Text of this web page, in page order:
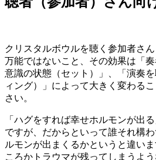
クリスタルボウルを聴く参加者さ
万能ではないこと、その効果は「
意識の状態（セット）」、「演奏
ィング）」によって大きく変わる
さい。
「ハグをすれば幸せホルモンが出
ですが、だからといって誰それ構
ルモンが出まくるかというと違い
ころかトラウマが残ってしまうよ